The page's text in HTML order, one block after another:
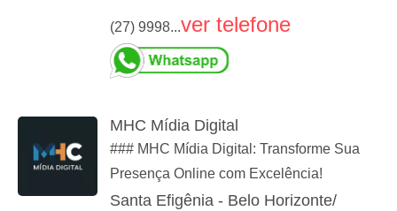
(27) 9998...ver telefone
MHC Mídia Digital
### MHC Mídia Digital: Transforme Sua
Presença Online com Excelência!
Santa Efigênia - Belo Horizonte/